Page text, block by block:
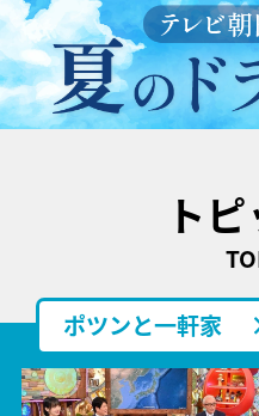
ト
ポツンと一軒家